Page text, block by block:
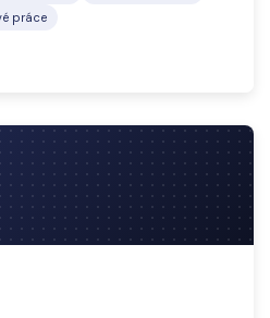
práce